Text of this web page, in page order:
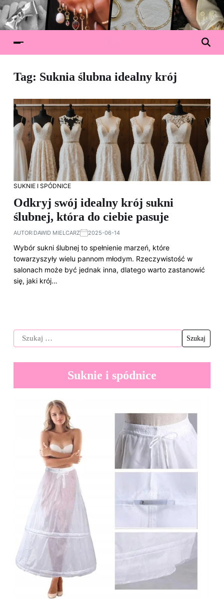
Tag: Suknia ślubna idealny krój
SUKNIE I SPÓDNICE
Odkryj swój idealny krój sukni
ślubnej, która do ciebie pasuje
AUTOR:DAWID MIELCARZ 2025-06-14
Wybór sukni ślubnej to spełnienie marzeń, które
towarzyszyły wielu pannom młodym. Rzeczywistość w
salonach może być jednak inna, dlatego warto zastanowić
się, jaki krój…
Suknie i spódnice